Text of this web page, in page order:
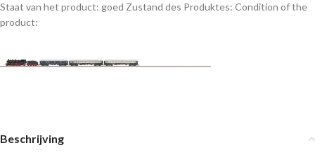
Staat van het product: goed Zustand des Produktes: Condition of the
product:
Beschrijving